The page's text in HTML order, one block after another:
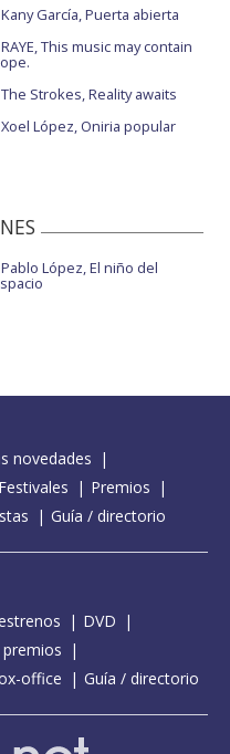
Kany García, Puerta abierta
RAYE, This music may contain
The Strokes, Reality awaits
Xoel López, Oniria popular
Pablo López, El niño del
novedades
Festivales
Premios
Guía / directorio
DVD
office Guía / directorio